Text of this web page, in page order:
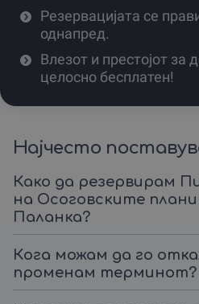
Резервацијата се
однапред.
Влезот и престојот за
целосно бесплатен!
Најчесто
Како да резервирам
на Осоговските
Паланка?
Кога можам да го
променам терминот?